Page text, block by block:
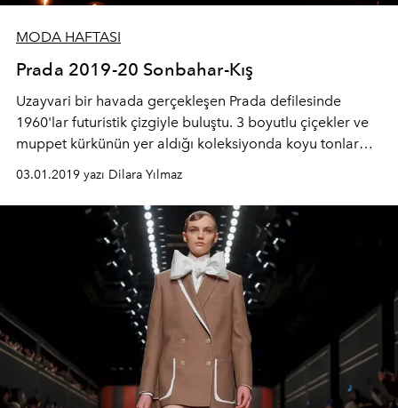
MODA HAFTASI
Prada 2019-20 Sonbahar-Kış
Uzayvari bir havada gerçekleşen Prada defilesinde
1960'lar futuristik çizgiyle buluştu. 3 boyutlu çiçekler ve
muppet kürkünün yer aldığı koleksiyonda koyu tonlar
03.01.2019 yazı Dilara Yılmaz